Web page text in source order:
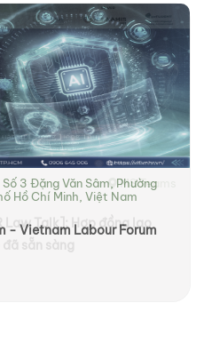
3 Đặng Văn Sâm, Phường
Hồ Chí Minh, Việt Nam
- Vietnam Labour Forum